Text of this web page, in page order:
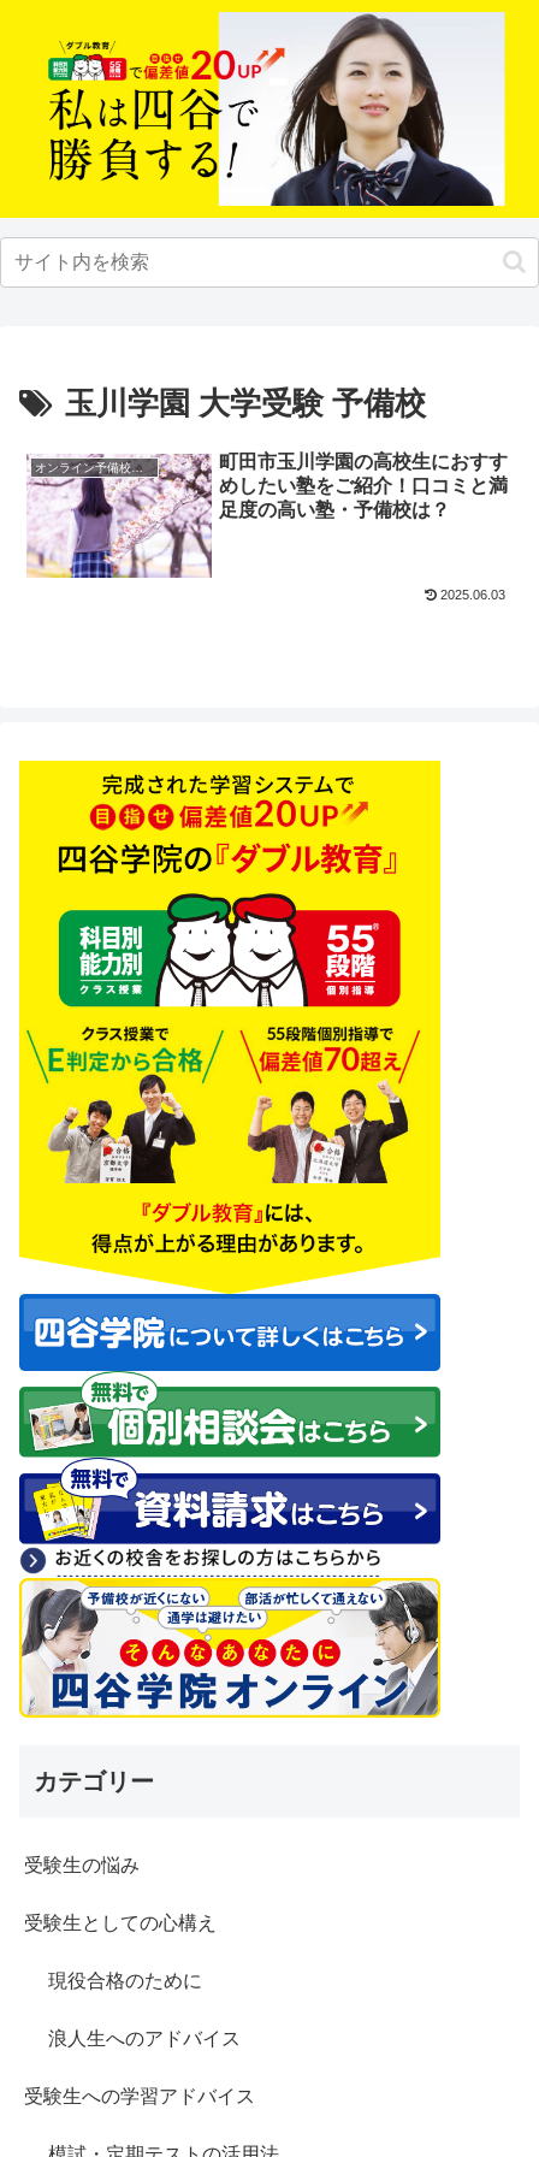
玉川学園 大学受験 予備校
オンライン予備校・塾の活用法
町田市玉川学園の高校生におすす
めしたい塾をご紹介！口コミと満
足度の高い塾・予備校は？
2025.06.03
カテゴリー
受験生の悩み
受験生としての心構え
現役合格のために
浪人生へのアドバイス
受験生への学習アドバイス